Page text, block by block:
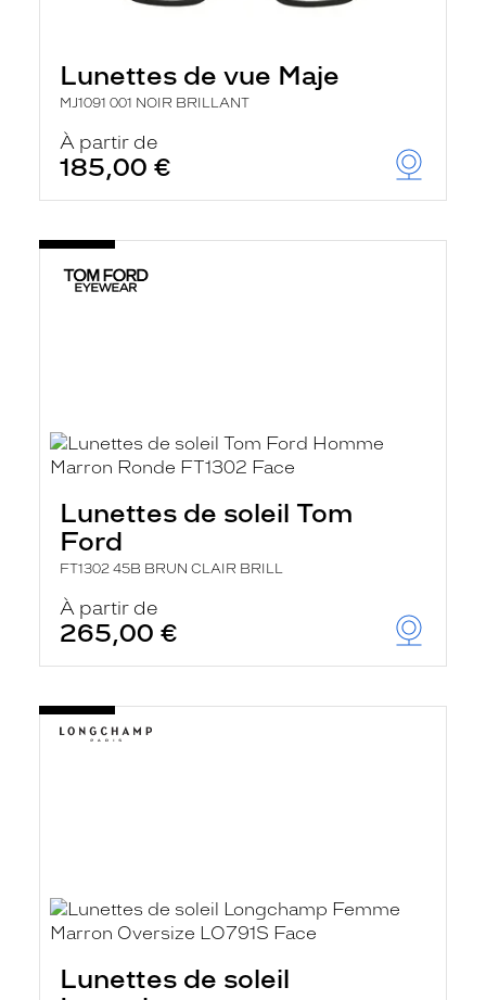
Lunettes de vue Maje
MJ1091 001 NOIR BRILLANT
À partir de
185,00 €
Lunettes de soleil Tom
Ford
FT1302 45B BRUN CLAIR BRILL
À partir de
265,00 €
Lunettes de soleil